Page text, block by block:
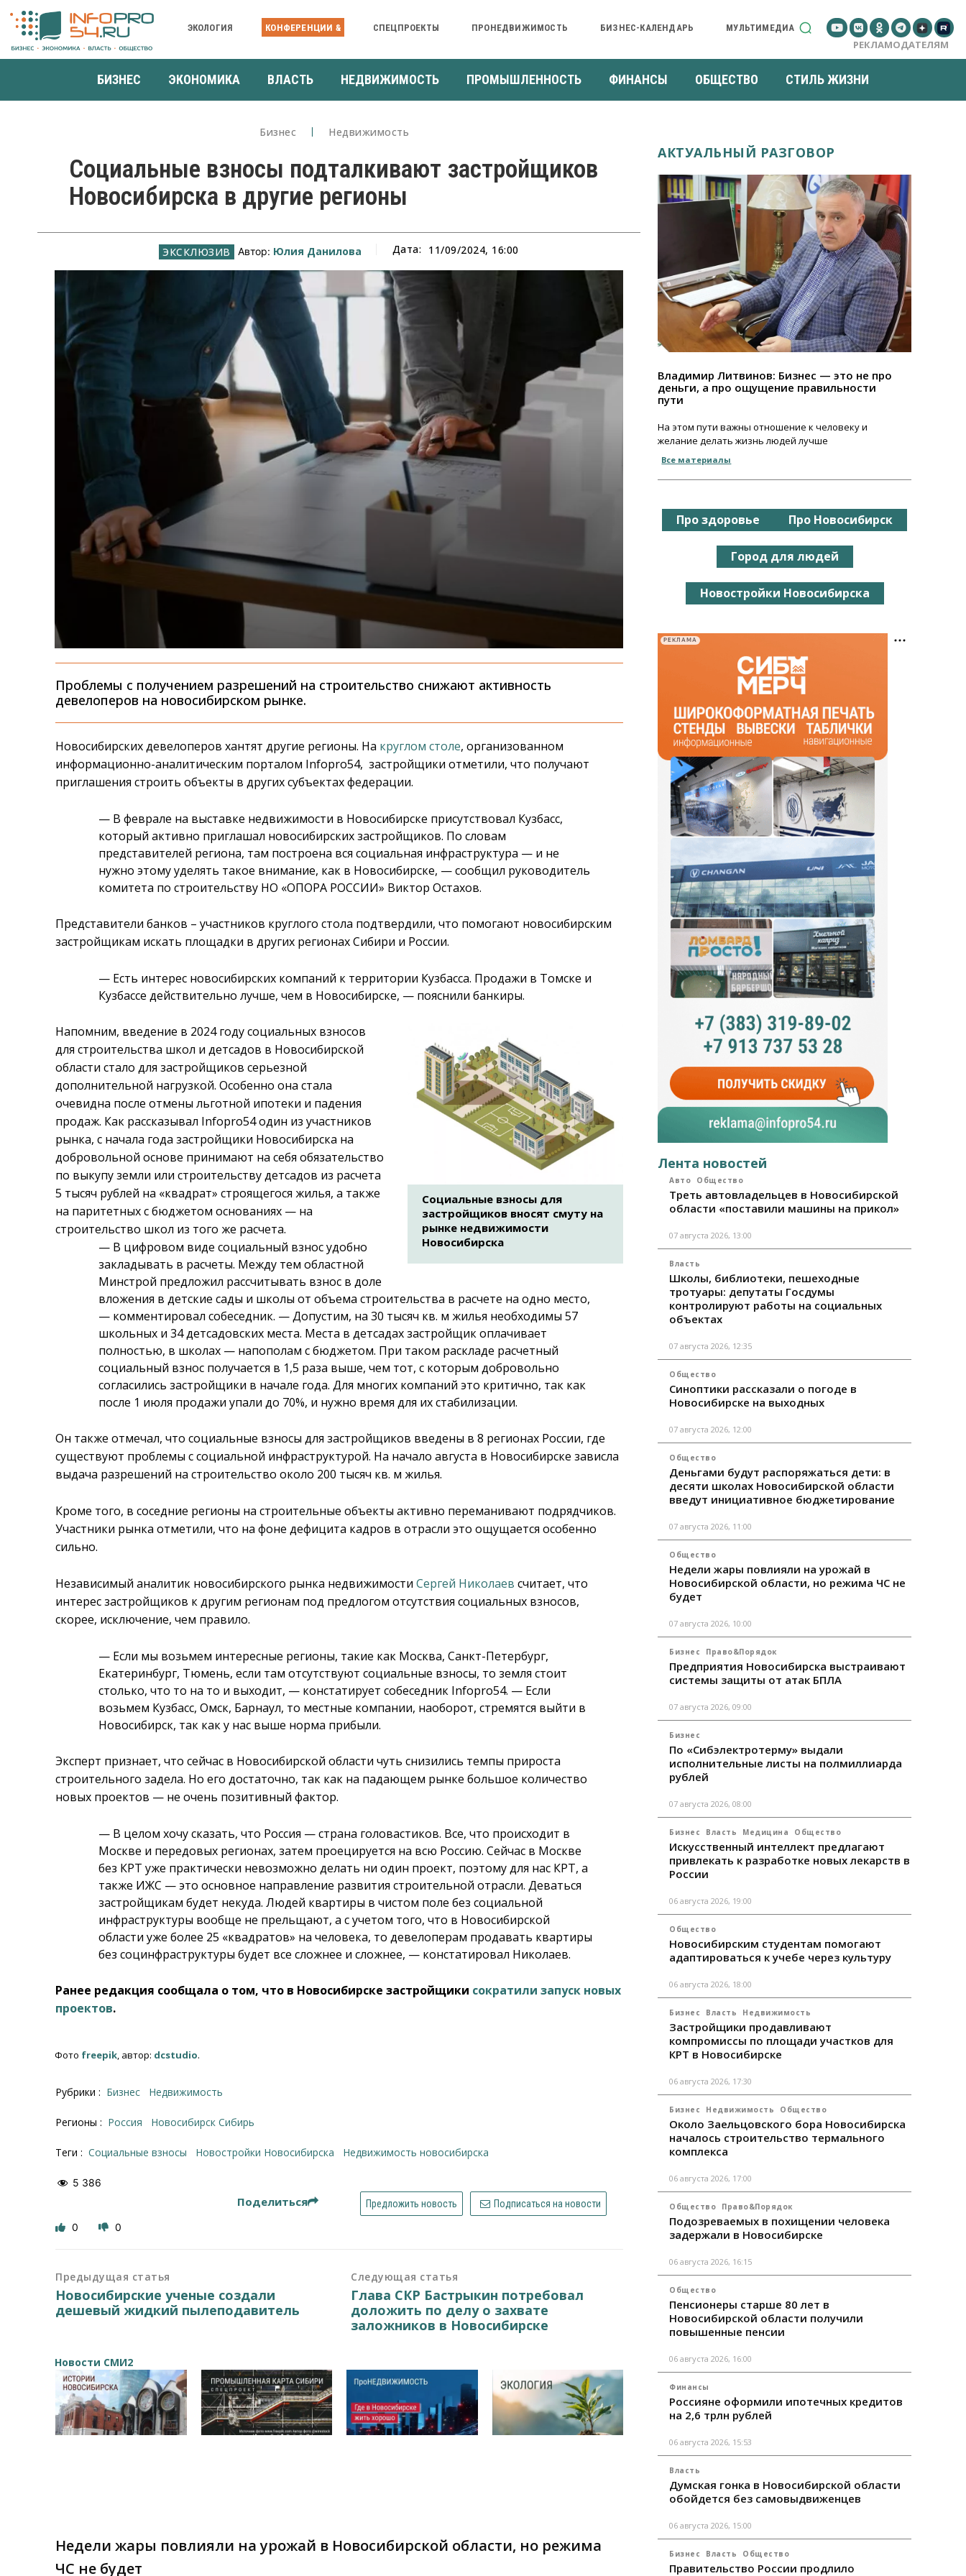
ЭКОЛОГИЯ КОНФЕРЕНЦИИ & СПЕЦПРОЕКТЫ ПРОНЕДВИЖИМОСТЬ БИЗНЕС-КАЛЕНДАРЬ МУЛЬТИМЕДИА
РЕКЛАМОДАТЕЛЯМ
БИЗНЕС ЭКОНОМИКА ВЛАСТЬ НЕДВИЖИМОСТЬ ПРОМЫШЛЕННОСТЬ ФИНАНСЫ ОБЩЕСТВО СТИЛЬ ЖИЗНИ
Бизнес Недвижимость
Социальные взносы подталкивают застройщиков
Новосибирска в другие регионы
Автор: Юлия Данилова Дата: 11/09/2024, 16:00
Проблемы с получением разрешений на строительство снижают активность
девелоперов на новосибирском рынке.
Новосибирских девелоперов хантят другие регионы. На круглом столе, организованном
информационно-аналитическим порталом Infopro54, застройщики отметили, что получают
приглашения строить объекты в других субъектах федерации.
— В феврале на выставке недвижимости в Новосибирске присутствовал Кузбасс,
который активно приглашал новосибирских застройщиков. По словам
представителей региона, там построена вся социальная инфраструктура — и не
нужно этому уделять такое внимание, как в Новосибирске, — сообщил руководитель
комитета по строительству НО «ОПОРА РОССИИ» Виктор Остахов.
Представители банков – участников круглого стола подтвердили, что помогают новосибирским
застройщикам искать площадки в других регионах Сибири и России.
— Есть интерес новосибирских компаний к территории Кузбасса. Продажи в Томске и
Кузбассе действительно лучше, чем в Новосибирске, — пояснили банкиры.
Социальные взносы для
застройщиков вносят смуту на
рынке недвижимости
Новосибирска
Напомним, введение в 2024 году социальных взносов
для строительства школ и детсадов в Новосибирской
области стало для застройщиков серьезной
дополнительной нагрузкой. Особенно она стала
очевидна после отмены льготной ипотеки и падения
продаж. Как рассказывал Infopro54 один из участников
рынка, с начала года застройщики Новосибирска на
добровольной основе принимают на себя обязательство
по выкупу земли или строительству детсадов из расчета
5 тысяч рублей на «квадрат» строящегося жилья, а также
на паритетных с бюджетом основаниях — на
строительство школ из того же расчета.
— В цифровом виде социальный взнос удобно
закладывать в расчеты. Между тем областной
Минстрой предложил рассчитывать взнос в доле
вложения в детские сады и школы от объема строительства в расчете на одно место,
— комментировал собеседник. — Допустим, на 30 тысяч кв. м жилья необходимы 57
школьных и 34 детсадовских места. Места в детсадах застройщик оплачивает
полностью, в школах — напополам с бюджетом. При таком раскладе расчетный
социальный взнос получается в 1,5 раза выше, чем тот, с которым добровольно
согласились застройщики в начале года. Для многих компаний это критично, так как
после 1 июля продажи упали до 70%, и нужно время для их стабилизации.
Он также отмечал, что социальные взносы для застройщиков введены в 8 регионах России, где
существуют проблемы с социальной инфраструктурой. На начало августа в Новосибирске зависла
выдача разрешений на строительство около 200 тысяч кв. м жилья.
Кроме того, в соседние регионы на строительные объекты активно переманивают подрядчиков.
Участники рынка отметили, что на фоне дефицита кадров в отрасли это ощущается особенно
сильно.
Независимый аналитик новосибирского рынка недвижимостиСергей Николаев считает, что
интерес застройщиков к другим регионам под предлогом отсутствия социальных взносов,
скорее, исключение, чем правило.
— Если мы возьмем интересные регионы, такие как Москва, Санкт-Петербург,
Екатеринбург, Тюмень, если там отсутствуют социальные взносы, то земля стоит
столько, что то на то и выходит, — констатирует собеседник Infopro54. — Если
возьмем Кузбасс, Омск, Барнаул, то местные компании, наоборот, стремятся выйти в
Новосибирск, так как у нас выше норма прибыли.
Эксперт признает, что сейчас в Новосибирской области чуть снизились темпы прироста
строительного задела. Но его достаточно, так как на падающем рынке большое количество
новых проектов — не очень позитивный фактор.
— В целом хочу сказать, что Россия — страна головастиков. Все, что происходит в
Москве и передовых регионах, затем проецируется на всю Россию. Сейчас в Москве
без КРТ уже практически невозможно делать ни один проект, поэтому для нас КРТ, а
также ИЖС — это основное направление развития строительной отрасли. Деваться
застройщикам будет некуда. Людей квартиры в чистом поле без социальной
инфраструктуры вообще не прельщают, а с учетом того, что в Новосибирской
области уже более 25 «квадратов» на человека, то девелоперам продавать квартиры
без социнфраструктуры будет все сложнее и сложнее, — констатировал Николаев.
Ранее редакция сообщала о том, что в Новосибирске застройщики сократили запуск новых
проектов.
Фото freepik, автор: dcstudio.
Рубрики : Бизнес Недвижимость
Регионы : Россия Новосибирск Сибирь
Теги : социальные взносы новостройки Новосибирска недвижимость новосибирска
5 386
Поделиться Предложить новость Подписаться на новости
0 0
Предыдущая статья
Новосибирские ученые создали
дешевый жидкий пылеподавитель
Следующая статья
Глава СКР Бастрыкин потребовал
доложить по делу о захвате
заложников в Новосибирске
Новости СМИ2
Недели жары повлияли на урожай в Новосибирской области, но режима
ЧС не будет
АКТУАЛЬНЫЙ РАЗГОВОР
Владимир Литвинов: Бизнес — это не про
деньги, а про ощущение правильности
пути
На этом пути важны отношение к человеку и
желание делать жизнь людей лучше
Все материалы
Про здоровье Про Новосибирск
Город для людей
Новостройки Новосибирска
РЕКЛАМА
Лента новостей
Авто Общество
Треть автовладельцев в Новосибирской
области «поставили машины на прикол»
07 августа 2026, 13:00
Власть
Школы, библиотеки, пешеходные
тротуары: депутаты Госдумы
контролируют работы на социальных
объектах
07 августа 2026, 12:35
Общество
Синоптики рассказали о погоде в
Новосибирске на выходных
07 августа 2026, 12:00
Общество
Деньгами будут распоряжаться дети: в
десяти школах Новосибирской области
введут инициативное бюджетирование
07 августа 2026, 11:00
Общество
Недели жары повлияли на урожай в
Новосибирской области, но режима ЧС не
будет
07 августа 2026, 10:00
Бизнес Право&Порядок
Предприятия Новосибирска выстраивают
системы защиты от атак БПЛА
07 августа 2026, 09:00
Бизнес
По «Сибэлектротерму» выдали
исполнительные листы на полмиллиарда
рублей
07 августа 2026, 08:00
Бизнес Власть Медицина Общество
Искусственный интеллект предлагают
привлекать к разработке новых лекарств в
России
06 августа 2026, 19:00
Общество
Новосибирским студентам помогают
адаптироваться к учебе через культуру
06 августа 2026, 18:00
Бизнес Власть Недвижимость
Застройщики продавливают
компромиссы по площади участков для
КРТ в Новосибирске
06 августа 2026, 17:30
Бизнес Недвижимость Общество
Около Заельцовского бора Новосибирска
началось строительство термального
комплекса
06 августа 2026, 17:00
Общество Право&Порядок
Подозреваемых в похищении человека
задержали в Новосибирске
06 августа 2026, 16:15
Общество
Пенсионеры старше 80 лет в
Новосибирской области получили
повышенные пенсии
06 августа 2026, 16:00
Финансы
Россияне оформили ипотечных кредитов
на 2,6 трлн рублей
06 августа 2026, 15:53
Власть
Думская гонка в Новосибирской области
обойдется без самовыдвиженцев
06 августа 2026, 15:00
Бизнес Власть Общество
Правительство России продлило